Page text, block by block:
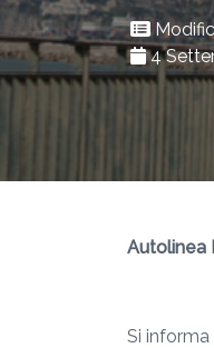
4
Autolinea
Si